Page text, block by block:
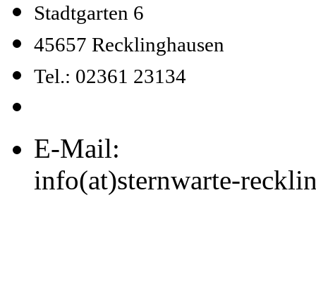
Stadtgarten 6
45657 Recklinghausen
Tel.: 02361 23134
E-Mail:
info(at)sternwarte-